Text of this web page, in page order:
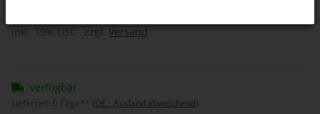
inkl. 19% USt. , zzgl. Versand
verfügbar
Lieferzeit: 0 Tage** (DE - Ausland abweichend)